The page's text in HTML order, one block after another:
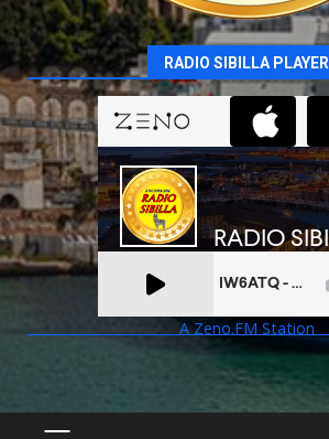
RADIO SIBILLA PLAYER
A Zeno.FM Station